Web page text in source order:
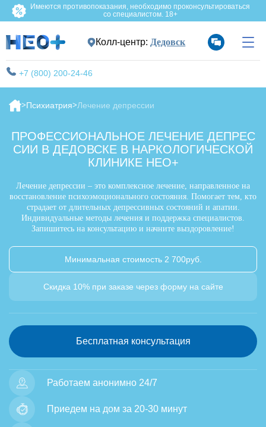
Имеются противопоказания, необходимо проконсультироваться
со специалистом. 18+
Колл-центр: Дедовск
+7 (800) 200-24-46
Психиатрия Лечение депрессии
ПРОФЕССИОНАЛЬНОЕ ЛЕЧЕНИЕ ДЕПРЕС
СИИ В ДЕДОВСКЕ В НАРКОЛОГИЧЕСКОЙ
КЛИНИКЕ НЕО+
Лечение депрессии – это комплексное лечение, направленное на
восстановление психоэмоционального состояния. Помогает тем, кто
страдает от длительных депрессивных состояний и апатии.
Индивидуальные методы лечения и поддержка специалистов.
Запишитесь на консультацию и начните выздоровление!
Минимальная стоимость 2 700руб.
Скидка 10% при заказе через форму на сайте
Бесплатная консультация
Работаем анонимно 24/7
Приедем на дом за 20-30 минут